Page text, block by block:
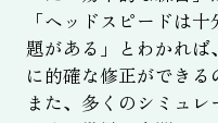
「ヘッドスピードは
題がある」とわかれ
に的確な修正ができる
また、多くのシミュ